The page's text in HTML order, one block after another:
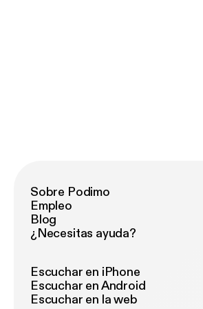
Sobre Podimo
Empleo
Blog
¿Necesitas ayuda?
Escuchar en iPhone
Escuchar en Android
Escuchar en la web